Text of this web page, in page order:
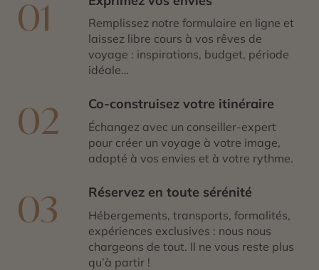
01
Remplissez notre formulaire en ligne et
laissez libre cours à vos rêves de
voyage : inspirations, budget, période
idéale…
02 Co-construisez votre itinéraire
Échangez avec un conseiller-expert
pour créer un voyage à votre image,
adapté à vos envies et à votre rythme.
03 Réservez en toute sérénité
Hébergements, transports, formalités,
expériences exclusives : nous nous
chargeons de tout. Il ne vous reste plus
qu’à partir !